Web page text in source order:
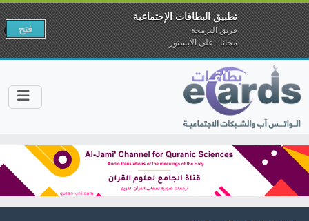
تطبيق البطاقات الإجتماعية
فريق البرمجة
مجانا - على الآبستور
فتح